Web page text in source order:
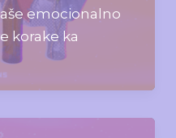
emocionalno
korake ka